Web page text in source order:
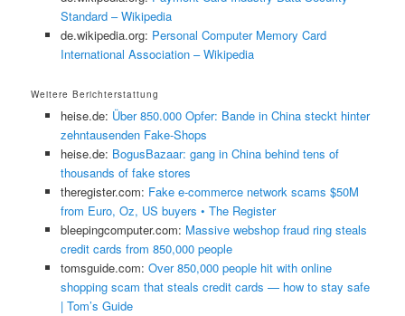
Standard – Wikipedia
de.wikipedia.org: Personal Computer Memory Card
International Association – Wikipedia
Weitere Berichterstattung
heise.de: Über 850.000 Opfer: Bande in China steckt hinter
zehntausenden Fake-Shops
heise.de: BogusBazaar: gang in China behind tens of
thousands of fake stores
theregister.com: Fake e-commerce network scams $50M
from Euro, Oz, US buyers • The Register
bleepingcomputer.com: Massive webshop fraud ring steals
credit cards from 850,000 people
tomsguide.com: Over 850,000 people hit with online
shopping scam that steals credit cards — how to stay safe
| Tom’s Guide